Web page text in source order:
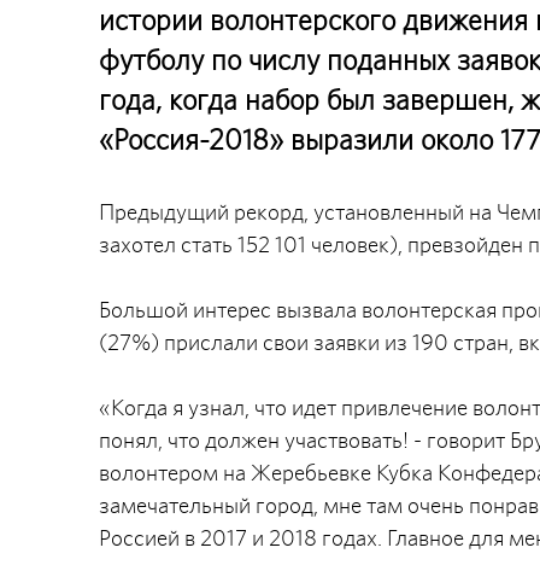
истории волонтерского
футболу по числу поданных
года, когда набор был завершен,
«Россия-2018» выразили около
Предыдущий рекорд, установленный на
захотел стать 152 101 человек),
Большой интерес вызвала волонтерская
(27%) прислали свои заявки из 190 стран,
«Когда я узнал, что идет привлечение
понял, что должен участвовать! - говорит
волонтером на Жеребьевке Кубка
замечательный город, мне там очень
Россией в 2017 и 2018 годах. Главное для